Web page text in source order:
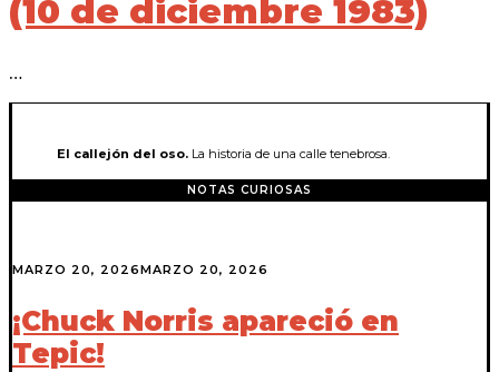
(10 de diciembre 1983)
…
El callejón del oso. La historia de una calle tenebrosa.
NOTAS CURIOSAS
MARZO 20, 2026MARZO 20, 2026
¡Chuck Norris apareció en
Tepic!